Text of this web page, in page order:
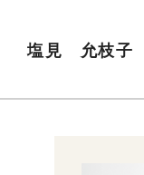
塩見 允枝子